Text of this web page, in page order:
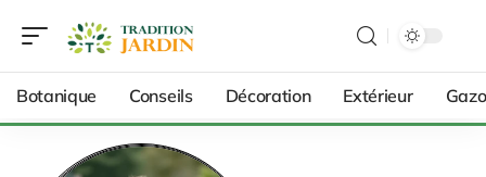
Botanique Conseils Décoration Extérieur